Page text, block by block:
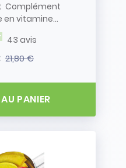
Complément
vitamine...
43 avis
de base
21,80 €
PANIER